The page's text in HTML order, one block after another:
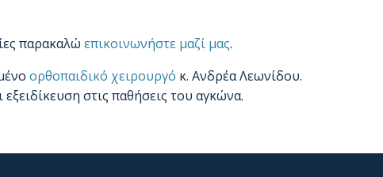
παρακαλώ επικοινωνήστε μαζί μας.
ορθοπαιδικό χειρουργό κ. Ανδρέα Λεωνίδου.
στις παθήσεις του αγκώνα.